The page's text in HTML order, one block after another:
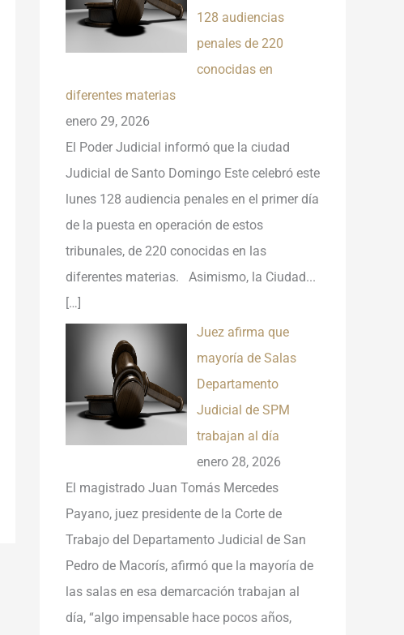
128 audiencias
penales de 220
conocidas en
diferentes materias
enero 29, 2026
El Poder Judicial informó que la ciudad
Judicial de Santo Domingo Este celebró este
lunes 128 audiencia penales en el primer día
de la puesta en operación de estos
tribunales, de 220 conocidas en las
diferentes materias. Asimismo, la Ciudad...
[…]
Juez afirma que
mayoría de Salas
Departamento
Judicial de SPM
trabajan al día
enero 28, 2026
El magistrado Juan Tomás Mercedes
Payano, juez presidente de la Corte de
Trabajo del Departamento Judicial de San
Pedro de Macorís, afirmó que la mayoría de
las salas en esa demarcación trabajan al
día, “algo impensable hace pocos años,